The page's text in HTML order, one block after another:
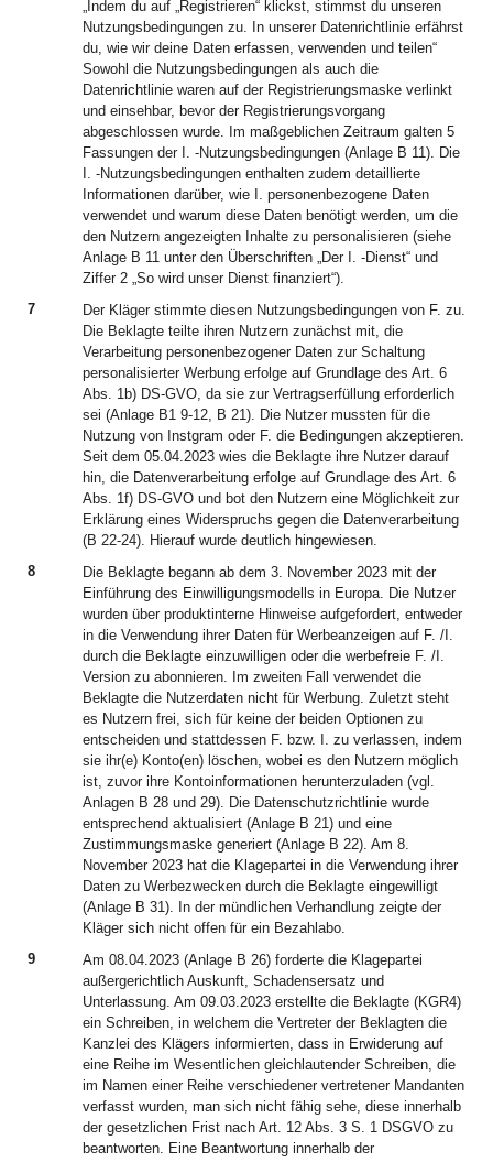
„Indem du auf „Registrieren“ klickst, stimmst du unseren
Nutzungsbedingungen zu. In unserer Datenrichtlinie erfährst
du, wie wir deine Daten erfassen, verwenden und teilen“
Sowohl die Nutzungsbedingungen als auch die
Datenrichtlinie waren auf der Registrierungsmaske verlinkt
und einsehbar, bevor der Registrierungsvorgang
abgeschlossen wurde. Im maßgeblichen Zeitraum galten 5
Fassungen der I. -Nutzungsbedingungen (Anlage B 11). Die
I. -Nutzungsbedingungen enthalten zudem detaillierte
Informationen darüber, wie I. personenbezogene Daten
verwendet und warum diese Daten benötigt werden, um die
den Nutzern angezeigten Inhalte zu personalisieren (siehe
Anlage B 11 unter den Überschriften „Der I. -Dienst“ und
Ziffer 2 „So wird unser Dienst finanziert“).
7
Der Kläger stimmte diesen Nutzungsbedingungen von F. zu.
Die Beklagte teilte ihren Nutzern zunächst mit, die
Verarbeitung personenbezogener Daten zur Schaltung
personalisierter Werbung erfolge auf Grundlage des Art. 6
Abs. 1b) DS-GVO, da sie zur Vertragserfüllung erforderlich
sei (Anlage B1 9-12, B 21). Die Nutzer mussten für die
Nutzung von Instgram oder F. die Bedingungen akzeptieren.
Seit dem 05.04.2023 wies die Beklagte ihre Nutzer darauf
hin, die Datenverarbeitung erfolge auf Grundlage des Art. 6
Abs. 1f) DS-GVO und bot den Nutzern eine Möglichkeit zur
Erklärung eines Widerspruchs gegen die Datenverarbeitung
(B 22-24). Hierauf wurde deutlich hingewiesen.
8
Die Beklagte begann ab dem 3. November 2023 mit der
Einführung des Einwilligungsmodells in Europa. Die Nutzer
wurden über produktinterne Hinweise aufgefordert, entweder
in die Verwendung ihrer Daten für Werbeanzeigen auf F. /I.
durch die Beklagte einzuwilligen oder die werbefreie F. /I.
Version zu abonnieren. Im zweiten Fall verwendet die
Beklagte die Nutzerdaten nicht für Werbung. Zuletzt steht
es Nutzern frei, sich für keine der beiden Optionen zu
entscheiden und stattdessen F. bzw. I. zu verlassen, indem
sie ihr(e) Konto(en) löschen, wobei es den Nutzern möglich
ist, zuvor ihre Kontoinformationen herunterzuladen (vgl.
Anlagen B 28 und 29). Die Datenschutzrichtlinie wurde
entsprechend aktualisiert (Anlage B 21) und eine
Zustimmungsmaske generiert (Anlage B 22). Am 8.
November 2023 hat die Klagepartei in die Verwendung ihrer
Daten zu Werbezwecken durch die Beklagte eingewilligt
(Anlage B 31). In der mündlichen Verhandlung zeigte der
Kläger sich nicht offen für ein Bezahlabo.
9
Am 08.04.2023 (Anlage B 26) forderte die Klagepartei
außergerichtlich Auskunft, Schadensersatz und
Unterlassung. Am 09.03.2023 erstellte die Beklagte (KGR4)
ein Schreiben, in welchem die Vertreter der Beklagten die
Kanzlei des Klägers informierten, dass in Erwiderung auf
eine Reihe im Wesentlichen gleichlautender Schreiben, die
im Namen einer Reihe verschiedener vertretener Mandanten
verfasst wurden, man sich nicht fähig sehe, diese innerhalb
der gesetzlichen Frist nach Art. 12 Abs. 3 S. 1 DSGVO zu
beantworten. Eine Beantwortung innerhalb der